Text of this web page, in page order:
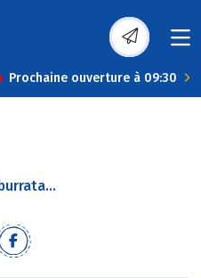
Prochaine ouverture à 09:30